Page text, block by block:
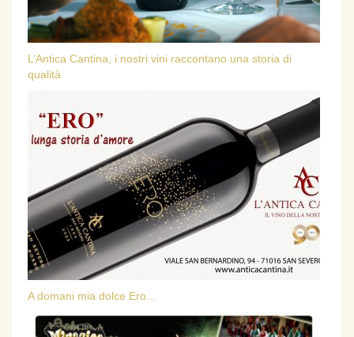
L’Antica Cantina, i nostri vini raccontano una storia di
qualità
A domani mia dolce Ero…